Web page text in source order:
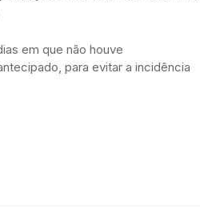
em que não houve
para evitar a incidência